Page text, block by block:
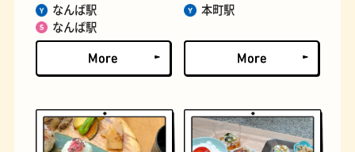
なんば駅
なんば駅
本町駅